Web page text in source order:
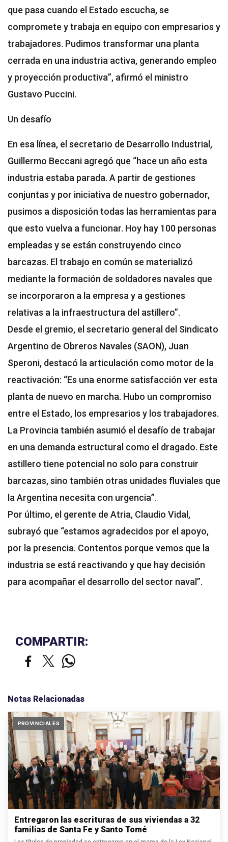
que pasa cuando el Estado escucha, se
compromete y trabaja en equipo con empresarios y
trabajadores. Pudimos transformar una planta
cerrada en una industria activa, generando empleo
y proyección productiva”, afirmó el ministro
Gustavo Puccini.
Un desafío
En esa línea, el secretario de Desarrollo Industrial,
Guillermo Beccani agregó que “hace un año esta
industria estaba parada. A partir de gestiones
conjuntas y por iniciativa de nuestro gobernador,
pusimos a disposición todas las herramientas para
que esto vuelva a funcionar. Hoy hay 100 personas
empleadas y se están construyendo cinco
barcazas. El trabajo en común se materializó
mediante la formación de soldadores navales que
se incorporaron a la empresa y a gestiones
relativas a la infraestructura del astillero”.
Desde el gremio, el secretario general del Sindicato
Argentino de Obreros Navales (SAON), Juan
Speroni, destacó la articulación como motor de la
reactivación: “Es una enorme satisfacción ver esta
planta de nuevo en marcha. Hubo un compromiso
entre el Estado, los empresarios y los trabajadores.
La Provincia también asumió el desafío de trabajar
en una demanda estructural como el dragado. Este
astillero tiene potencial no solo para construir
barcazas, sino también otras unidades fluviales que
la Argentina necesita con urgencia”.
Por último, el gerente de Atria, Claudio Vidal,
subrayó que “estamos agradecidos por el apoyo,
por la presencia. Contentos porque vemos que la
industria se está reactivando y que hay decisión
para acompañar el desarrollo del sector naval”.
COMPARTIR:
Notas Relacionadas
PROVINCIALES
Entregaron las escrituras de sus viviendas a 32
familias de Santa Fe y Santo Tomé